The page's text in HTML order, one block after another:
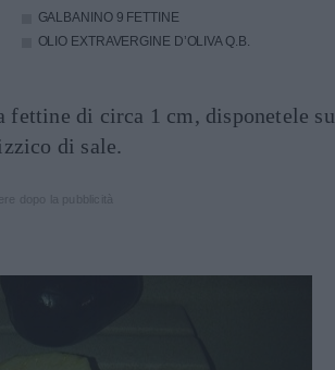
GALBANINO 9 FETTINE
OLIO EXTRAVERGINE D’OLIVA Q.B.
fettine di circa 1 cm, disponetele su
di sale.